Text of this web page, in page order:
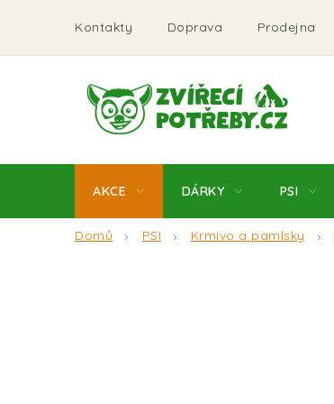
obsah
Kontakty Doprava Prodejna
AKCE DÁRKY PSI
Domů PSI Krmivo a pamlsky